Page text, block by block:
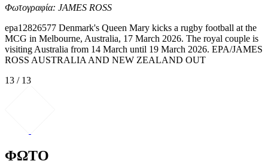
Φωτογραφία: JAMES ROSS
epa12826577 Denmark's Queen Mary kicks a rugby football at the
MCG in Melbourne, Australia, 17 March 2026. The royal couple is
visiting Australia from 14 March until 19 March 2026. EPA/JAMES
ROSS AUSTRALIA AND NEW ZEALAND OUT
13 / 13
ΦΩΤΟ